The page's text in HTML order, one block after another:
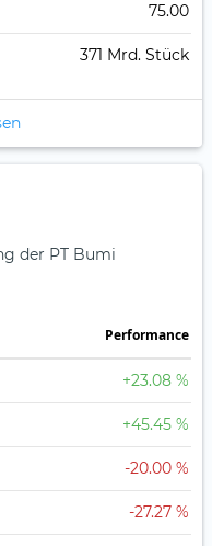
75.00
371 Mrd. Stück
der PT Bumi
Perfor­mance
+23.08 %
+45.45 %
-20.00 %
-27.27 %